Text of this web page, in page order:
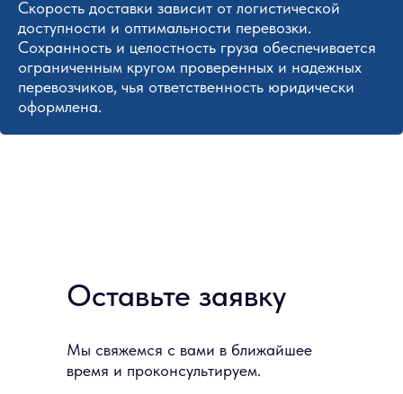
Скорость доставки зависит от логистической
доступности и оптимальности перевозки.
Сохранность и целостность груза обеспечивается
ограниченным кругом проверенных и надежных
перевозчиков, чья ответственность юридически
оформлена.
Оставьте заявку
Мы свяжемся с вами в ближайшее
время и проконсультируем.